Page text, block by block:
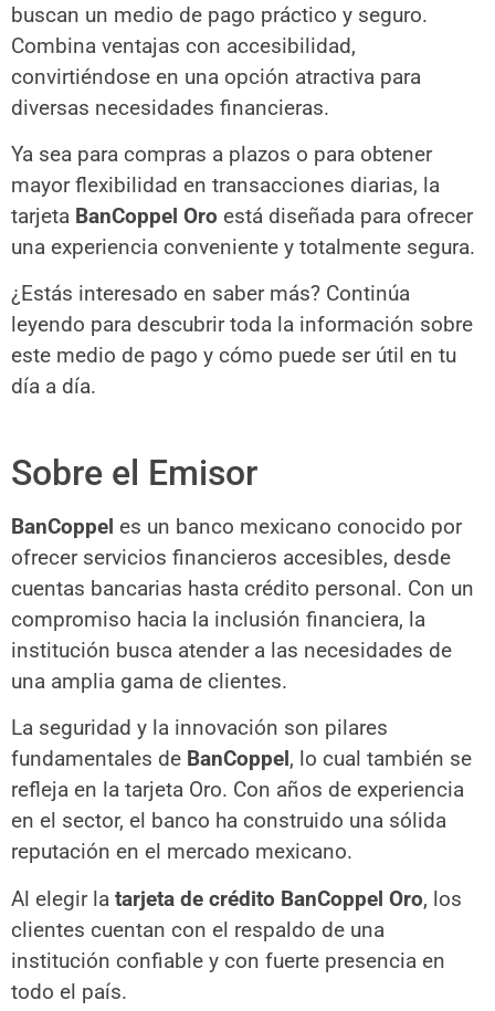
buscan un medio de pago práctico y seguro.
Combina ventajas con accesibilidad,
convirtiéndose en una opción atractiva para
diversas necesidades financieras.
Ya sea para compras a plazos o para obtener
mayor flexibilidad en transacciones diarias, la
tarjeta BanCoppel Oro está diseñada para ofrecer
una experiencia conveniente y totalmente segura.
¿Estás interesado en saber más? Continúa
leyendo para descubrir toda la información sobre
este medio de pago y cómo puede ser útil en tu
día a día.
Sobre el Emisor
BanCoppel es un banco mexicano conocido por
ofrecer servicios financieros accesibles, desde
cuentas bancarias hasta crédito personal. Con un
compromiso hacia la inclusión financiera, la
institución busca atender a las necesidades de
una amplia gama de clientes.
La seguridad y la innovación son pilares
fundamentales de BanCoppel, lo cual también se
refleja en la tarjeta Oro. Con años de experiencia
en el sector, el banco ha construido una sólida
reputación en el mercado mexicano.
Al elegir la tarjeta de crédito BanCoppel Oro, los
clientes cuentan con el respaldo de una
institución confiable y con fuerte presencia en
todo el país.